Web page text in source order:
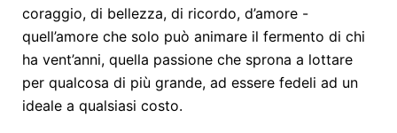
coraggio, di bellezza, di ricordo, d’amore -
quell’amore che solo può animare il fermento di chi
ha vent’anni, quella passione che sprona a lottare
per qualcosa di più grande, ad essere fedeli ad un
ideale a qualsiasi costo.